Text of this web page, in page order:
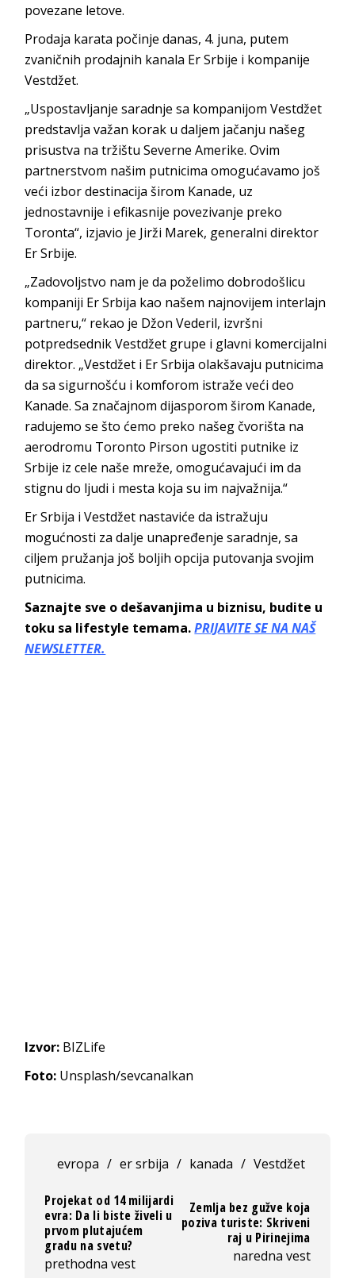
povezane letove.
Prodaja karata počinje danas, 4. juna, putem
zvaničnih prodajnih kanala Er Srbije i kompanije
Vestdžet.
„Uspostavljanje saradnje sa kompanijom Vestdžet
predstavlja važan korak u daljem jačanju našeg
prisustva na tržištu Severne Amerike. Ovim
partnerstvom našim putnicima omogućavamo još
veći izbor destinacija širom Kanade, uz
jednostavnije i efikasnije povezivanje preko
Toronta“, izjavio je Jirži Marek, generalni direktor
Er Srbije.
„Zadovoljstvo nam je da poželimo dobrodošlicu
kompaniji Er Srbija kao našem najnovijem interlajn
partneru,“ rekao je Džon Vederil, izvršni
potpredsednik Vestdžet grupe i glavni komercijalni
direktor. „Vestdžet i Er Srbija olakšavaju putnicima
da sa sigurnošću i komforom istraže veći deo
Kanade. Sa značajnom dijasporom širom Kanade,
radujemo se što ćemo preko našeg čvorišta na
aerodromu Toronto Pirson ugostiti putnike iz
Srbije iz cele naše mreže, omogućavajući im da
stignu do ljudi i mesta koja su im najvažnija.“
Er Srbija i Vestdžet nastaviće da istražuju
mogućnosti za dalje unapređenje saradnje, sa
ciljem pružanja još boljih opcija putovanja svojim
putnicima.
Saznajte sve o dešavanjima u biznisu, budite u
toku sa lifestyle temama.PRIJAVITE SE NA NAŠ
NEWSLETTER.
Izvor: BIZLife
Foto: Unsplash/sevcanalkan
evropa / er srbija / kanada / Vestdžet
Projekat od 14 milijardi
evra: Da li biste živeli u
prvom plutajućem
gradu na svetu?
prethodna vest
Zemlja bez gužve koja
poziva turiste: Skriveni
raj u Pirinejima
naredna vest